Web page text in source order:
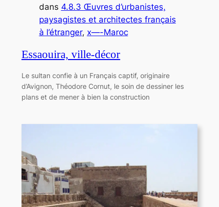
dans 4.8.3 Œuvres d’urbanistes,
paysagistes et architectes français
à l’étranger, x—-Maroc
Essaouira, ville-décor
Le sultan confie à un Français captif, originaire
d’Avignon, Théodore Cornut, le soin de dessiner les
plans et de mener à bien la construction